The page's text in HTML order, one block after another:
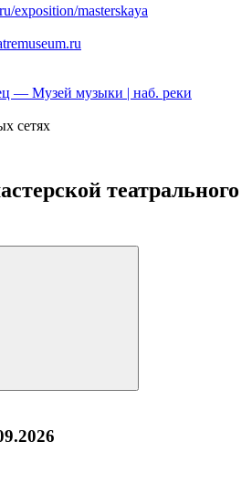
exposition/masterskaya
— Музей музыки | наб. реки
сетях
театрального